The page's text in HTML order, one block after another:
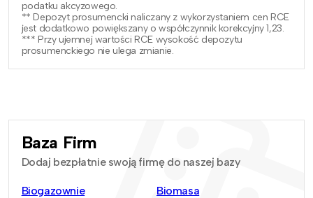
podatku akcyzowego.
** Depozyt prosumencki naliczany z wykorzystaniem cen RCE
jest dodatkowo powiększany o współczynnik korekcyjny 1,23.
*** Przy ujemnej wartości RCE wysokość depozytu
prosumenckiego nie ulega zmianie.
Baza Firm
Dodaj bezpłatnie swoją firmę do naszej bazy
Biogazownie
Biomasa